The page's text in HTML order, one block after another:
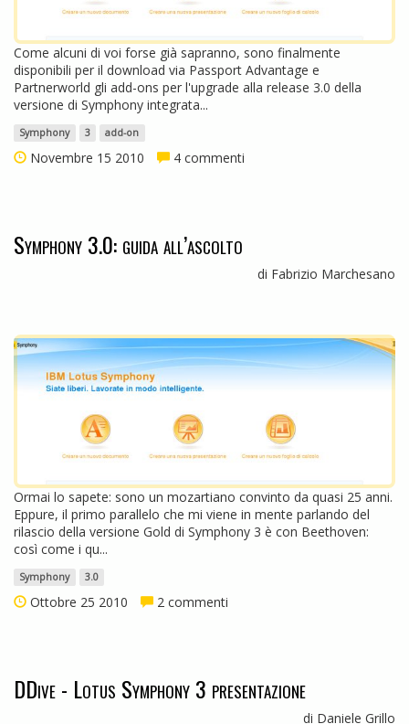
Come alcuni di voi forse già sapranno, sono finalmente
disponibili per il download via Passport Advantage e
Partnerworld gli add-ons per l'upgrade alla release 3.0 della
versione di Symphony integrata...
Symphony 3 add-on
Novembre 15 2010 4 commenti
Symphony 3.0: guida all’ascolto
di Fabrizio Marchesano
Ormai lo sapete: sono un mozartiano convinto da quasi 25 anni.
Eppure, il primo parallelo che mi viene in mente parlando del
rilascio della versione Gold di Symphony 3 è con Beethoven:
così come i qu...
Symphony 3.0
Ottobre 25 2010 2 commenti
DDive - Lotus Symphony 3 presentazione
di Daniele Grillo